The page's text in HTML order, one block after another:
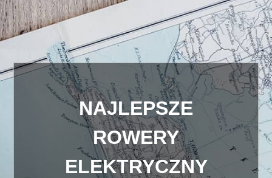
NAJLEPSZE
ROWERY
ELEKTRYCZNY